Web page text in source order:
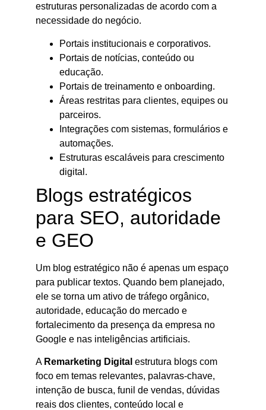
estruturas personalizadas de acordo com a
necessidade do negócio.
Portais institucionais e corporativos.
Portais de notícias, conteúdo ou
educação.
Portais de treinamento e onboarding.
Áreas restritas para clientes, equipes ou
parceiros.
Integrações com sistemas, formulários e
automações.
Estruturas escaláveis para crescimento
digital.
Blogs estratégicos
para SEO, autoridade
e GEO
Um blog estratégico não é apenas um espaço
para publicar textos. Quando bem planejado,
ele se torna um ativo de tráfego orgânico,
autoridade, educação do mercado e
fortalecimento da presença da empresa no
Google e nas inteligências artificiais.
A Remarketing Digital estrutura blogs com
foco em temas relevantes, palavras-chave,
intenção de busca, funil de vendas, dúvidas
reais dos clientes, conteúdo local e